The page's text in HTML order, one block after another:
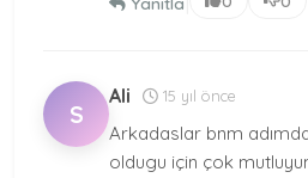
S
Ali 15 yıl önce
Arkadaslar bnm
oldugu için çok